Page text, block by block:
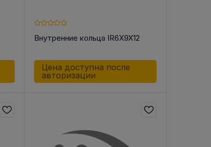
Внутренние кольца IR6X9X12
Цена доступна после
авторизации